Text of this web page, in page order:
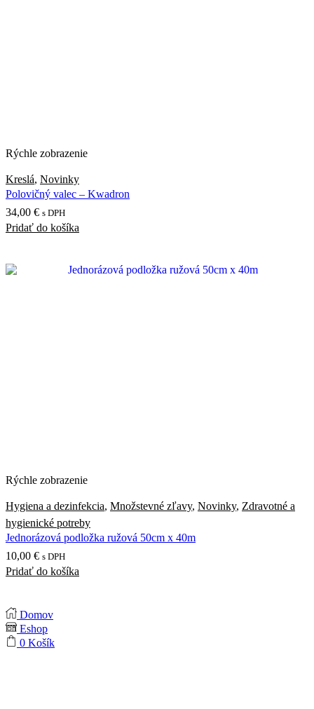
Rýchle zobrazenie
Kreslá, Novinky
Polovičný valec – Kwadron
34,00 € s DPH
Pridať do košíka
Rýchle zobrazenie
Hygiena a dezinfekcia, Množstevné zľavy, Novinky, Zdravotné a
hygienické potreby
Jednorázová podložka ružová 50cm x 40m
10,00 € s DPH
Pridať do košíka
Domov
Eshop
0 Košík